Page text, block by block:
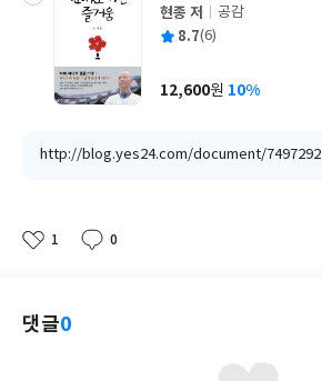
글
쓴
현종 저
출
사
공감
평 8.7(6)
가
12,600원 10%
http://blog.yes24.com/document/7497292
좋
1
댓
0
작
댓글0